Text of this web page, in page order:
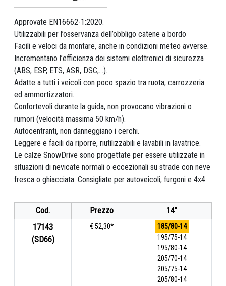
Approvate EN16662-1:2020.
Utilizzabili per l’osservanza dell’obbligo catene a bordo
Facili e veloci da montare, anche in condizioni meteo avverse.
Incrementano l’efficienza dei sistemi elettronici di sicurezza
(ABS, ESP, ETS, ASR, DSC,...).
Adatte a tutti i veicoli con poco spazio tra ruota, carrozzeria
ed ammortizzatori.
Confortevoli durante la guida, non provocano vibrazioni o
rumori (velocità massima 50 km/h).
Autocentranti, non danneggiano i cerchi.
Leggere e facili da riporre, riutilizzabili e lavabili in lavatrice.
Le calze SnowDrive sono progettate per essere utilizzate in
situazioni di nevicate normali o eccezionali su strade con neve
fresca o ghiacciata. Consigliate per autoveicoli, furgoni e 4x4.
Cod. Prezzo
14"
17143
(SD66)
€ 52,30*
185/80-14
195/75-14
195/80-14
205/70-14
205/75-14
205/80-14